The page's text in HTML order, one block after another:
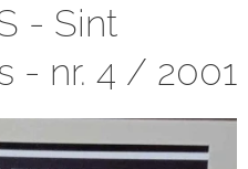
- Sint
- nr. 4 / 2001